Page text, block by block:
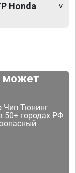
Honda
может
Чип Тюнинг
50+ городах РФ